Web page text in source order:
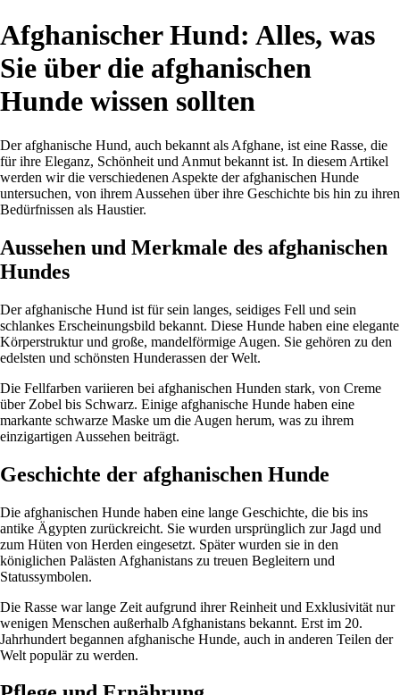
Afghanischer Hund: Alles, was
Sie über die afghanischen
Hunde wissen sollten
Der afghanische Hund, auch bekannt als Afghane, ist eine Rasse, die
für ihre Eleganz, Schönheit und Anmut bekannt ist. In diesem Artikel
werden wir die verschiedenen Aspekte der afghanischen Hunde
untersuchen, von ihrem Aussehen über ihre Geschichte bis hin zu ihren
Bedürfnissen als Haustier.
Aussehen und Merkmale des afghanischen
Hundes
Der afghanische Hund ist für sein langes, seidiges Fell und sein
schlankes Erscheinungsbild bekannt. Diese Hunde haben eine elegante
Körperstruktur und große, mandelförmige Augen. Sie gehören zu den
edelsten und schönsten Hunderassen der Welt.
Die Fellfarben variieren bei afghanischen Hunden stark, von Creme
über Zobel bis Schwarz. Einige afghanische Hunde haben eine
markante schwarze Maske um die Augen herum, was zu ihrem
einzigartigen Aussehen beiträgt.
Geschichte der afghanischen Hunde
Die afghanischen Hunde haben eine lange Geschichte, die bis ins
antike Ägypten zurückreicht. Sie wurden ursprünglich zur Jagd und
zum Hüten von Herden eingesetzt. Später wurden sie in den
königlichen Palästen Afghanistans zu treuen Begleitern und
Statussymbolen.
Die Rasse war lange Zeit aufgrund ihrer Reinheit und Exklusivität nur
wenigen Menschen außerhalb Afghanistans bekannt. Erst im 20.
Jahrhundert begannen afghanische Hunde, auch in anderen Teilen der
Welt populär zu werden.